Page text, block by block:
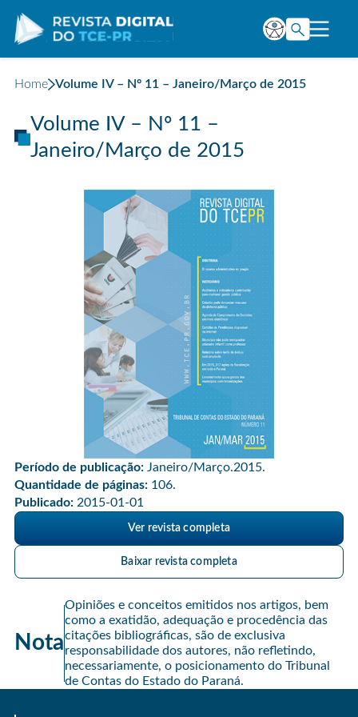
Home Volume IV – Nº 11 – Janeiro/Março de 2015
Volume IV – Nº 11 –
Janeiro/Março de 2015
Período de publicação: Janeiro/Março.2015.
Quantidade de páginas: 106.
Publicado: 2015-01-01
Ver revista completa
Baixar revista completa
Nota
Opiniões e conceitos emitidos nos artigos, bem
como a exatidão, adequação e procedência das
citações bibliográficas, são de exclusiva
responsabilidade dos autores, não refletindo,
necessariamente, o posicionamento do Tribunal
de Contas do Estado do Paraná.